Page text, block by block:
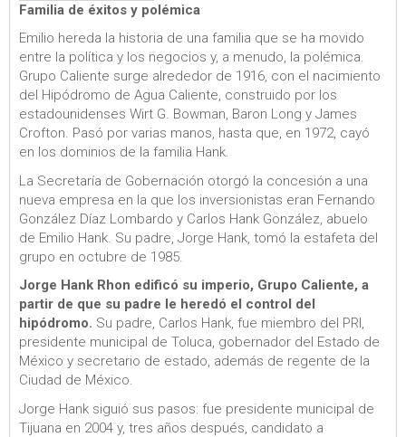
Familia de éxitos y polémica
Emilio hereda la historia de una familia que se ha movido
entre la política y los negocios y, a menudo, la polémica.
Grupo Caliente surge alrededor de 1916, con el nacimiento
del Hipódromo de Agua Caliente, construido por los
estadounidenses Wirt G. Bowman, Baron Long y James
Crofton. Pasó por varias manos, hasta que, en 1972, cayó
en los dominios de la familia Hank.
La Secretaría de Gobernación otorgó la concesión a una
nueva empresa en la que los inversionistas eran Fernando
González Díaz Lombardo y Carlos Hank González, abuelo
de Emilio Hank. Su padre, Jorge Hank, tomó la estafeta del
grupo en octubre de 1985.
Jorge Hank Rhon edificó su imperio, Grupo Caliente, a
partir de que su padre le heredó el control del
hipódromo. Su padre, Carlos Hank, fue miembro del PRI,
presidente municipal de Toluca, gobernador del Estado de
México y secretario de estado, además de regente de la
Ciudad de México.
Jorge Hank siguió sus pasos: fue presidente municipal de
Tijuana en 2004 y, tres años después, candidato a